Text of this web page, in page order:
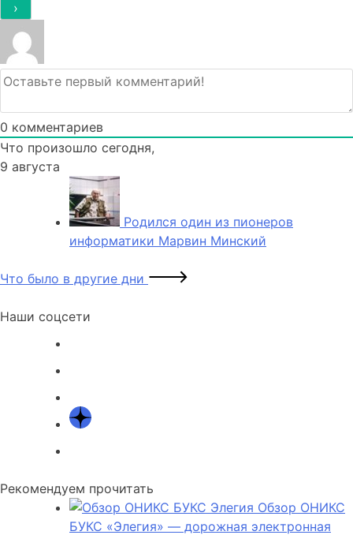
0 комментариев
Что произошло сегодня,
9 августа
Родился один из пионеров
информатики Марвин Минский
Что было в другие дни
Наши соцсети
Рекомендуем прочитать
Обзор ОНИКС
БУКС «Элегия» — дорожная электронная